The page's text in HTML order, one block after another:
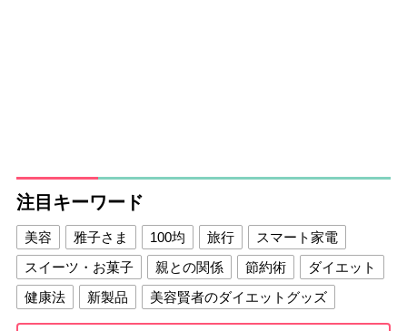
注目キーワード
美容 雅子さま 100均 旅行
スマート家電
スイーツ・お菓子
親との関係 節約術
ダイエット
健康法
新製品
美容賢者のダイエットグッズ
夫との関係
新津春子 どか食い